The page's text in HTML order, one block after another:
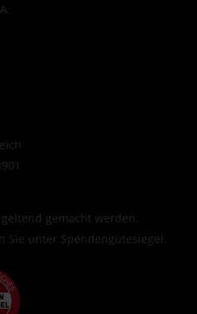
gemacht werden.
Sie unter Spendengütesiegel